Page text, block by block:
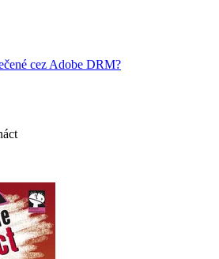
cez Adobe DRM?